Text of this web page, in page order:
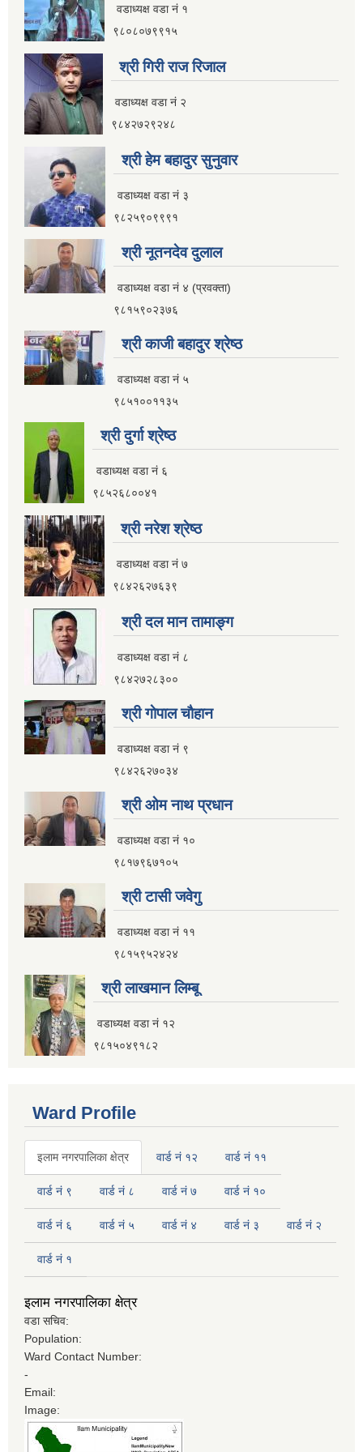
वडाध्यक्ष वडा न‌ं १
९८०८०७९९१५
श्री गिरी राज रिजाल
वडाध्यक्ष वडा नं २
९८४२७२९२४८
श्री हेम बहादुर सुनुवार
वडाध्यक्ष वडा नं ३
९८२५९०९९९१
श्री नूतनदेव दुलाल
वडाध्यक्ष वडा नं ४ (प्रवक्ता)
९८१५९०२३७६
श्री काजी बहादुर श्रेष्ठ
वडाध्यक्ष वडा नं ५
९८५१००११३५
श्री दुर्गा श्रेष्ठ
वडाध्यक्ष वडा नं ६
९८५२६८००४१
श्री नरेश श्रेष्ठ
वडाध्यक्ष वडा नं ७
९८४२६२७६३९
श्री दल मान तामाङ्ग
वडाध्यक्ष वडा नं ८
९८४२७२८३००
श्री गाेपाल चाैहान
वडाध्यक्ष वडा नं ९
९८४२६२७०३४
श्री ओम नाथ प्रधान
वडाध्यक्ष वडा नं १०
९८१७९६७१०५
श्री टासी जवेगु
वडाध्यक्ष वडा नं ११
९८१५९५२४२४
श्री लाखमान लिम्बू
वडाध्यक्ष वडा नं १२
९८१५०४९१८२
Ward Profile
इलाम नगरपालिका क्षेत्र वार्ड नं १२ वार्ड नं ११
वार्ड नं ९ वार्ड नं ८ वार्ड नं ७ वार्ड नं १०
वार्ड नं ६ वार्ड नं ५ वार्ड नं ४ वार्ड नं ३ वार्ड नं २
वार्ड नं १
इलाम नगरपालिका क्षेत्र
वडा सचिव:
Population:
Ward Contact Number:
-
Email:
Image: